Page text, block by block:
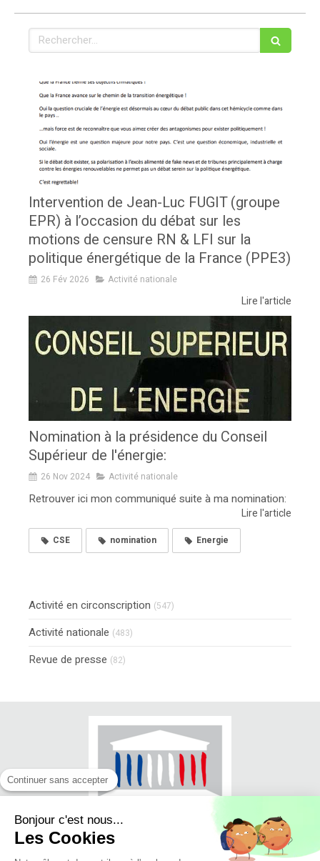
Rechercher
Intervention de Jean-Luc FUGIT (groupe
EPR) à l’occasion du débat sur les
motions de censure RN & LFI sur la
politique énergétique de la France (PPE3)
26 Fév 2026 Activité nationale
Lire l'article
Nomination à la présidence du Conseil
Supérieur de l'énergie:
26 Nov 2024 Activité nationale
Retrouver ici mon communiqué suite à ma nomination:
Lire l'article
CSE nomination Energie
Activité en circonscription (547)
Activité nationale (483)
Revue de presse (82)
Continuer sans accepter
Bonjour c'est nous...
Les Cookies